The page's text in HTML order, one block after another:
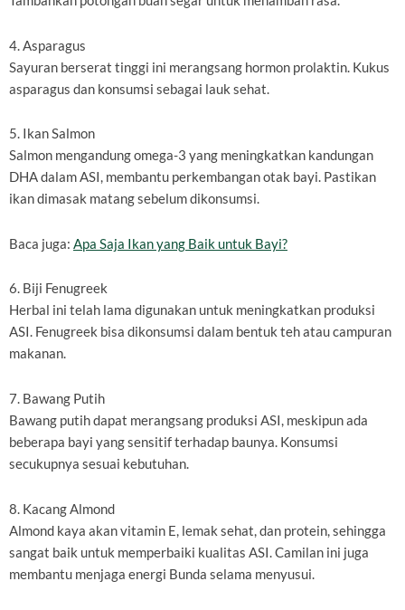
4. Asparagus
Sayuran berserat tinggi ini merangsang hormon prolaktin. Kukus
asparagus dan konsumsi sebagai lauk sehat.
5. Ikan Salmon
Salmon mengandung omega-3 yang meningkatkan kandungan
DHA dalam ASI, membantu perkembangan otak bayi. Pastikan
ikan dimasak matang sebelum dikonsumsi.
Baca juga: Apa Saja Ikan yang Baik untuk Bayi?
6. Biji Fenugreek
Herbal ini telah lama digunakan untuk meningkatkan produksi
ASI. Fenugreek bisa dikonsumsi dalam bentuk teh atau campuran
makanan.
7. Bawang Putih
Bawang putih dapat merangsang produksi ASI, meskipun ada
beberapa bayi yang sensitif terhadap baunya. Konsumsi
secukupnya sesuai kebutuhan.
8. Kacang Almond
Almond kaya akan vitamin E, lemak sehat, dan protein, sehingga
sangat baik untuk memperbaiki kualitas ASI. Camilan ini juga
membantu menjaga energi Bunda selama menyusui.